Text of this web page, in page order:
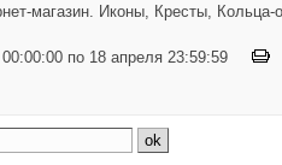
магазин. Иконы, Кресты, Кольца-
00:00:00 по 18 апреля 23:59:59